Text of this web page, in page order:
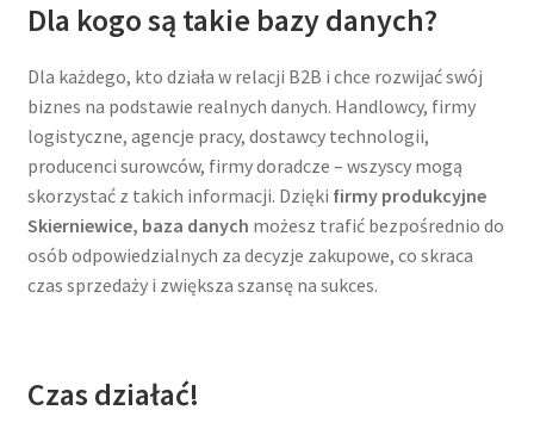
Dla kogo są takie bazy danych?
Dla każdego, kto działa w relacji B2B i chce rozwijać swój
biznes na podstawie realnych danych. Handlowcy, firmy
logistyczne, agencje pracy, dostawcy technologii,
producenci surowców, firmy doradcze – wszyscy mogą
skorzystać z takich informacji. Dzięki firmy produkcyjne
Skierniewice, baza danych możesz trafić bezpośrednio do
osób odpowiedzialnych za decyzje zakupowe, co skraca
czas sprzedaży i zwiększa szansę na sukces.
Czas działać!